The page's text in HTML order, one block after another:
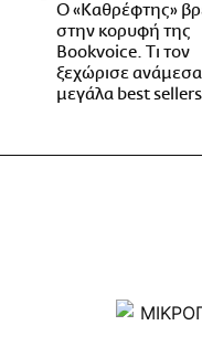
Ο «Καθρέφτης»
στην κορυφή της
Bookvoice. Τι τον
ξεχώρισε
μεγάλα best